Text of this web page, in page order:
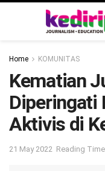
Home KOMUNITAS
Kematian
Diperingati
Aktivis di
21 May 2022 Reading